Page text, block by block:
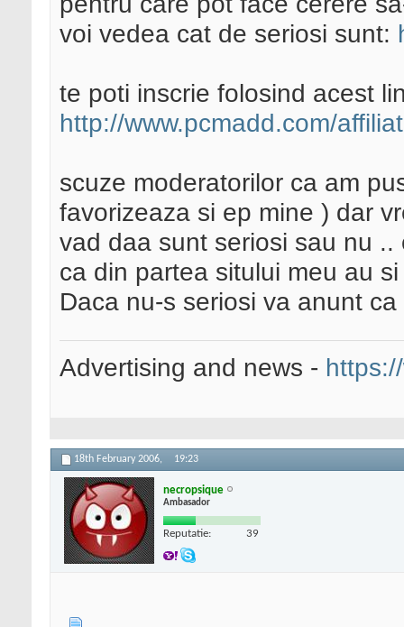
voi vedea cat de seriosi sunt:
te poti inscrie folosind acest
http://www.pcmadd.com/
scuze moderatorilor ca am
favorizeaza si ep mine ) dar
vad daa sunt seriosi sau nu
ca din partea sitului meu au
Daca nu-s seriosi va anunt
Advertising and news -
18th February 2006, 19:23
necropsique
Ambasador
Reputatie: 39